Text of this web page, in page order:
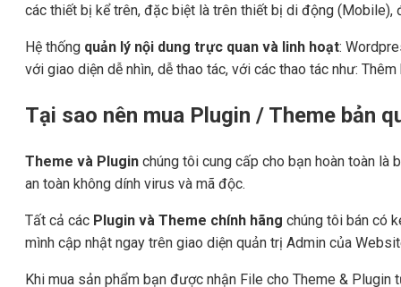
các thiết bị kể trên, đặc biệt là trên thiết bị di động (Mobile),
Hệ thống quản lý nội dung trực quan và linh hoạt:
với giao diện dễ nhìn, dễ thao tác, với các thao tác như:
Tại sao nên mua Plugin / Theme bản
Theme và Plugin chúng tôi cung cấp cho bạn hoàn toàn
an toàn không dính virus và mã độc.
Tất cả các Plugin và Theme chính hãng chúng tôi bán có
mình cập nhật ngay trên giao diện quản trị Admin của
Khi mua sản phẩm bạn được nhận File cho Theme & Plugin